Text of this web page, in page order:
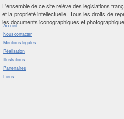
L'ensemble de ce site relève des législations
et la propriété intellectuelle. Tous les droits de
les documents iconographiques et
Accueil
Nous contacter
Mentions légales
Réalisation
Illustrations
Partenaires
Liens